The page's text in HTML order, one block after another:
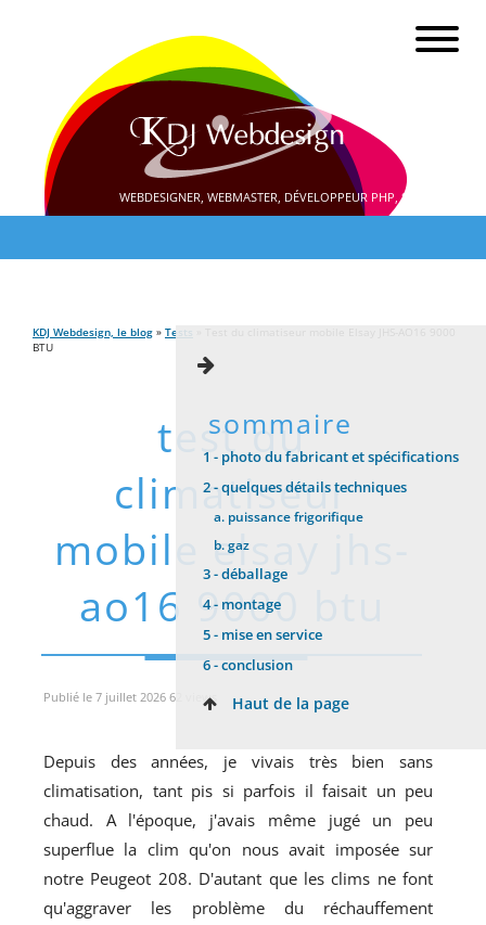
WEBDESIGNER, WEBMASTER, DÉVELOPPEUR PHP, SEO
KDJ Webdesign, le blog » Tests
BTU
test du
climatiseur
mobile elsay jhs-
ao16 9000 btu
sommaire
1 - photo du fabricant et spécifications
2 -quelques détails techniques
a. puissance frigorifique
b.gaz
3 -déballage
4 - montage
5 - mise en service
6 -conclusion
Haut de la page
Publié le 7 juillet 2026 62 views
Depuis des années, je vivais très bien sans
climatisation, tant pis si parfois il faisait un peu
chaud. A l'époque, j'avais même jugé un peu
superflue la clim qu'on nous avait imposée sur
notre Peugeot 208. D'autant que les clims ne font
qu'aggraver les problème du réchauffement